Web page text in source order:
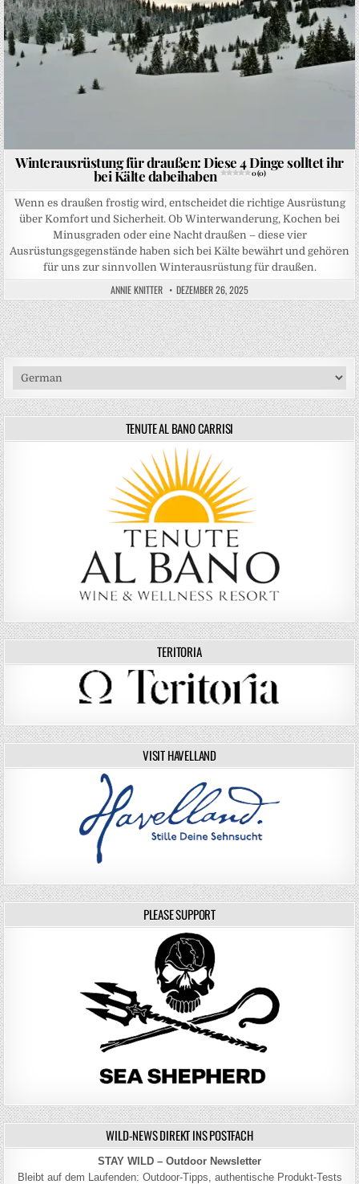
Winterausrüstung für draußen: Diese 4 Dinge solltet ihr
bei Kälte dabeihaben 0 (0)
Wenn es draußen frostig wird, entscheidet die richtige Ausrüstung
über Komfort und Sicherheit. Ob Winterwanderung, Kochen bei
Minusgraden oder eine Nacht draußen – diese vier
Ausrüstungsgegenstände haben sich bei Kälte bewährt und gehören
für uns zur sinnvollen Winterausrüstung für draußen.
ANNIE KNITTER DEZEMBER 26, 2025
TENUTE AL BANO CARRISI
TERITORIA
VISIT HAVELLAND
PLEASE SUPPORT
WILD-NEWS DIREKT INS POSTFACH
STAY WILD – Outdoor Newsletter
Bleibt auf dem Laufenden: Outdoor-Tipps, authentische Produkt-Tests